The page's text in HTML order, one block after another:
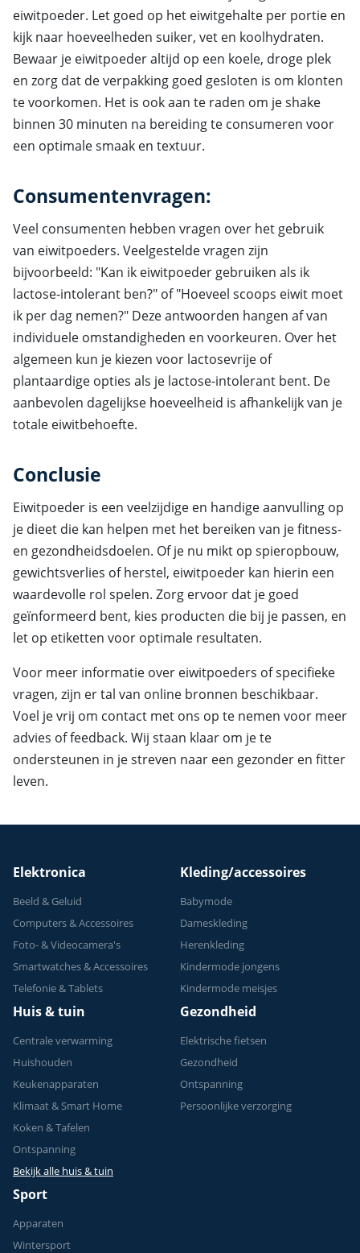
eiwitpoeder. Let goed op het eiwitgehalte per portie en
kijk naar hoeveelheden suiker, vet en koolhydraten.
Bewaar je eiwitpoeder altijd op een koele, droge plek
en zorg dat de verpakking goed gesloten is om klonten
te voorkomen. Het is ook aan te raden om je shake
binnen 30 minuten na bereiding te consumeren voor
een optimale smaak en textuur.
Consumentenvragen:
Veel consumenten hebben vragen over het gebruik
van eiwitpoeders. Veelgestelde vragen zijn
bijvoorbeeld: "Kan ik eiwitpoeder gebruiken als ik
lactose-intolerant ben?" of "Hoeveel scoops eiwit moet
ik per dag nemen?" Deze antwoorden hangen af van
individuele omstandigheden en voorkeuren. Over het
algemeen kun je kiezen voor lactosevrije of
plantaardige opties als je lactose-intolerant bent. De
aanbevolen dagelijkse hoeveelheid is afhankelijk van je
totale eiwitbehoefte.
Conclusie
Eiwitpoeder is een veelzijdige en handige aanvulling op
je dieet die kan helpen met het bereiken van je fitness-
en gezondheidsdoelen. Of je nu mikt op spieropbouw,
gewichtsverlies of herstel, eiwitpoeder kan hierin een
waardevolle rol spelen. Zorg ervoor dat je goed
geïnformeerd bent, kies producten die bij je passen, en
let op etiketten voor optimale resultaten.
Voor meer informatie over eiwitpoeders of specifieke
vragen, zijn er tal van online bronnen beschikbaar.
Voel je vrij om contact met ons op te nemen voor meer
advies of feedback. Wij staan klaar om je te
ondersteunen in je streven naar een gezonder en fitter
leven.
Elektronica
Beeld & Geluid
Computers & Accessoires
Foto- & Videocamera's
Smartwatches & Accessoires
Telefonie & Tablets
Kleding/accessoires
Babymode
Dameskleding
Herenkleding
Kindermode jongens
Kindermode meisjes
Huis & tuin
Centrale verwarming
Huishouden
Keukenapparaten
Klimaat & Smart Home
Koken & Tafelen
Ontspanning
Bekijk alle huis & tuin
Gezondheid
Elektrische fietsen
Gezondheid
Ontspanning
Persoonlijke verzorging
Sport
Apparaten
Wintersport